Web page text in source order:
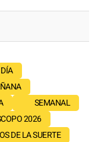
SEMANAL
2026
DE LA SUERTE